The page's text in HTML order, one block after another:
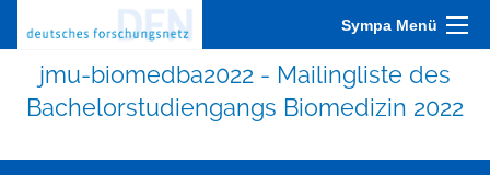
Sympa Menü
jmu-biomedba2022 - Mailingliste des
Bachelorstudiengangs Biomedizin 2022